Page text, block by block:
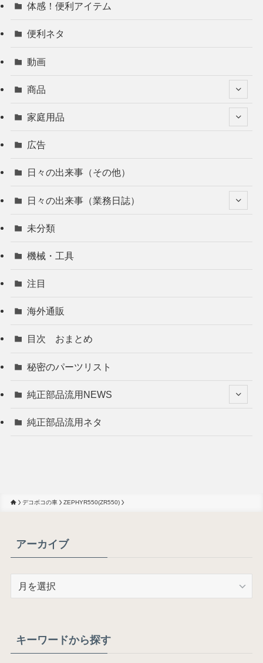
体感！便利アイテム
便利ネタ
動画
商品
家庭用品
広告
日々の出来事（その他）
日々の出来事（業務日誌）
未分類
機械・工具
注目
海外通販
目次 おまとめ
秘密のパーツリスト
純正部品流用NEWS
純正部品流用ネタ
デコボコの車 ZEPHYR550(ZR550)
アーカイブ
ブキーワードから探す